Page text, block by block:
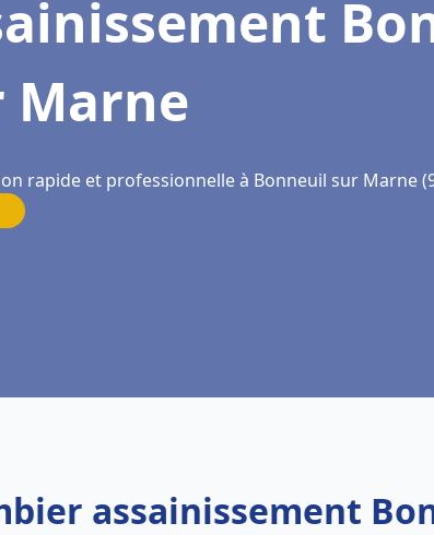
Marne
rapide et professionnelle à Bonneuil sur Marne
assainissement